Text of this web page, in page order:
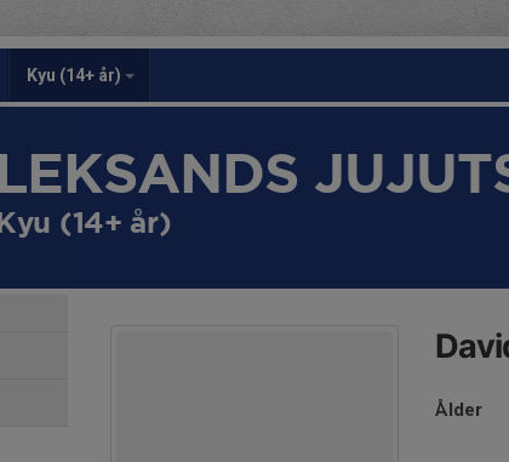
Kyu (14+ år)
LEKSANDS
Kyu (14+ år)
Ålder